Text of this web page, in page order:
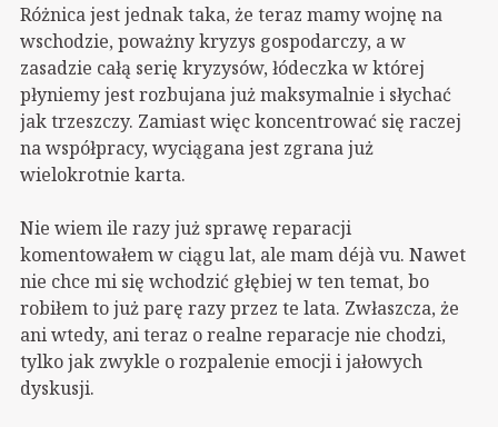
Różnica jest jednak taka, że teraz mamy wojnę na
wschodzie, poważny kryzys gospodarczy, a w
zasadzie całą serię kryzysów, łódeczka w której
płyniemy jest rozbujana już maksymalnie i słychać
jak trzeszczy. Zamiast więc koncentrować się raczej
na współpracy, wyciągana jest zgrana już
wielokrotnie karta.
Nie wiem ile razy już sprawę reparacji
komentowałem w ciągu lat, ale mam déjà vu. Nawet
nie chce mi się wchodzić głębiej w ten temat, bo
robiłem to już parę razy przez te lata. Zwłaszcza, że
ani wtedy, ani teraz o realne reparacje nie chodzi,
tylko jak zwykle o rozpalenie emocji i jałowych
dyskusji.